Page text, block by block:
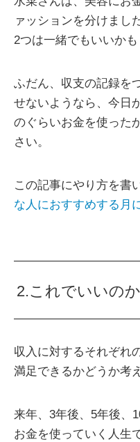
ァッションを分けまし
2つは一緒でもいいかも
ふだん、収支の記録を
せないようなら、今日
のぐらいお金を使った
さい。
この記事にやり方を書
な人におすすめする月
2.これでいいの
収入に対するそれぞれ
満足できるかどうか考
来年、3年後、5年後、
お金を使っていく人生